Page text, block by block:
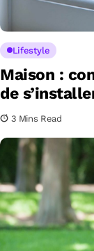
Lifestyle
Maison :
de
3 Mins Read